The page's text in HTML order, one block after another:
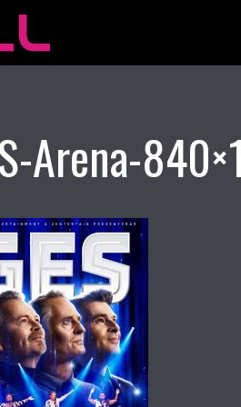
Arena-